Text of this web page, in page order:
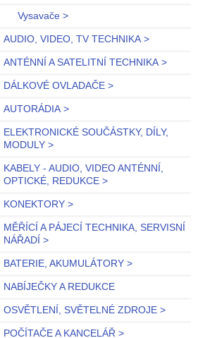
Vysavače >
AUDIO, VIDEO, TV TECHNIKA >
ANTÉNNÍ A SATELITNÍ TECHNIKA >
DÁLKOVÉ OVLADAČE >
AUTORÁDIA >
ELEKTRONICKÉ SOUČÁSTKY, DÍLY,
MODULY >
KABELY - AUDIO, VIDEO ANTÉNNÍ,
OPTICKÉ, REDUKCE >
KONEKTORY >
MĚŘÍCÍ A PÁJECÍ TECHNIKA, SERVISNÍ
NÁŘADÍ >
BATERIE, AKUMULÁTORY >
NABÍJEČKY A REDUKCE
OSVĚTLENÍ, SVĚTELNÉ ZDROJE >
POČÍTAČE A KANCELÁŘ >